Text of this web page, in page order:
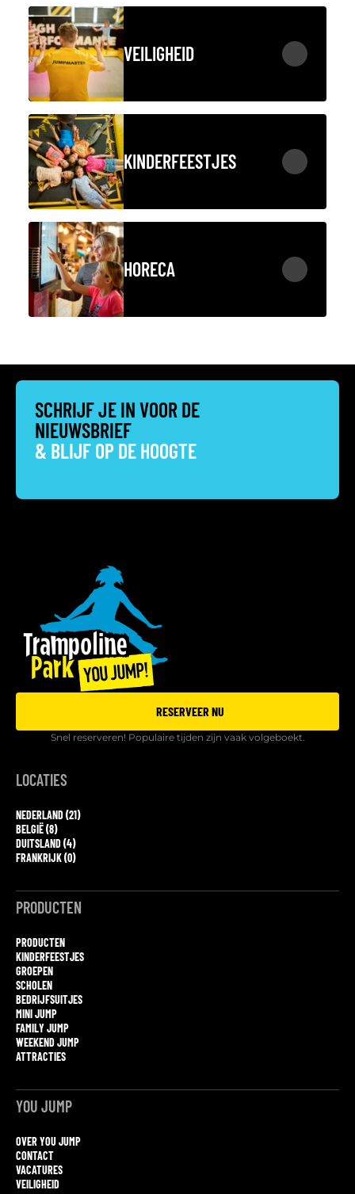
VEILIGHEID
KINDERFEESTJES
HORECA
SCHRIJF JE IN VOOR DE
NIEUWSBRIEF
& BLIJF OP DE HOOGTE
RESERVEER NU
Snel reserveren! Populaire tijden zijn vaak volgeboekt.
LOCATIES
NEDERLAND (21)
BELGIË (8)
DUITSLAND (4)
FRANKRIJK (0)
PRODUCTEN
PRODUCTEN
KINDERFEESTJES
GROEPEN
SCHOLEN
BEDRIJFSUITJES
MINI JUMP
FAMILY JUMP
WEEKEND JUMP
ATTRACTIES
YOU JUMP
OVER YOU JUMP
CONTACT
VACATURES
VEILIGHEID